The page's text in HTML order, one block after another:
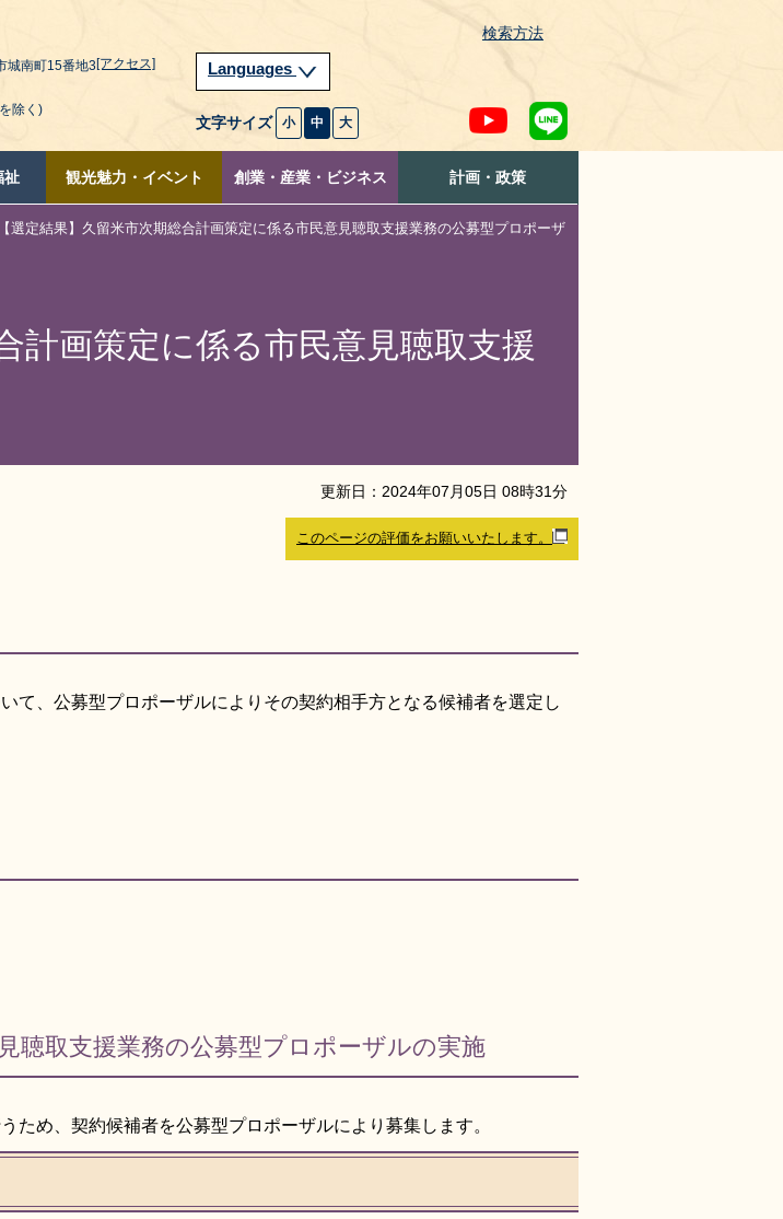
検索方法
城南町15番地3[アクセス]
除く)
Languages
文字サイズ 小 中 大
祉 観光魅力・イベント 創業・産業・ビジネス 計画・政策
選定結果】久留米市次期総合計画策定に係る市民意見聴取支援業務の公募型プロポーザ
計画策定に係る市民意見聴取支援
更新日： 2024年07 月05日 08時31分
このページの評価をお願いいたします。
て、公募型プロポーザルによりその契約相手方となる候補者を選定し
聴取支援業務の公募型プロポーザルの実施
ため、契約候補者を公募型プロポーザルにより募集します。